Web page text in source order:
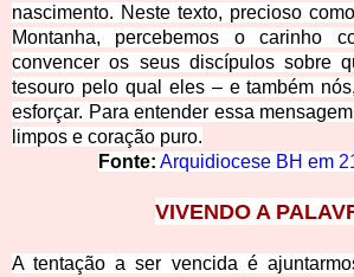
nascimento. Neste texto, precioso
Montanha, percebemos o carinho
convencer os seus discípulos sobre
tesouro pelo qual eles – e também
esforçar. Para entender essa
limpos e coração puro.
Fonte: Arquidiocese BH em
VIVENDO A
A tentação a ser vencida é